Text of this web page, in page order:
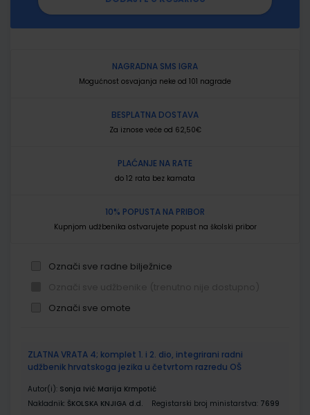
NAGRADNA SMS IGRA
Mogućnost osvajanja neke od 101 nagrade
BESPLATNA DOSTAVA
Za iznose veće od 62,50€
PLAĆANJE NA RATE
do 12 rata bez kamata
10% POPUSTA NA PRIBOR
Kupnjom udžbenika ostvarujete popust na školski pribor
Označi sve radne bilježnice
Označi sve omote
proizvodi
ZLATNA VRATA 4; komplet 1. i 2. dio, integrirani radni
udžbenik hrvatskoga jezika u četvrtom razredu OŠ
Autor(i): Sonja Ivić Marija Krmpotić
Nakladnik: ŠKOLSKA KNJIGA d.d. Registarski broj ministarstva: 7699